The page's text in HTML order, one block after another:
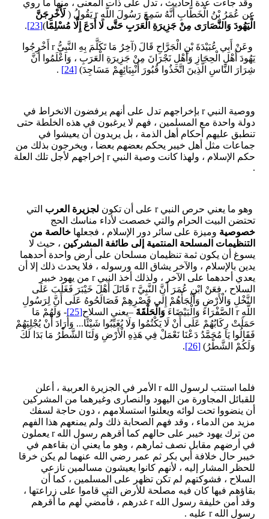
وقد جاءت عدة أحاديث ، تدل على ذات المعنى ، منها ما روي
عن عُمَرُ بْنُ الْخَطَّابِ أَنَّهُ سَمِعَ رَسُولَ اللَّهِ r يَقُولُ (
لَأُخْرِجَنَّ
الْيَهُودَ وَالنَّصَارَى مِنْ جَزِيرَةِ الْعَرَبِ حَتَّى لَا أَدَعَ إِلَّا مُسْلِمًا)
[23]
.
وعَنْ أَبِي عُبَيْدَةَ بْنِ الْجَرَّاحِ قَالَ (آخِرُ مَا تَكَلَّمَ بِهِ النَّبِيُّ r أَخْرِجُوا
يَهُودَ أَهْلِ الْحِجَازِ وَأَهْلِ نَجْرَانَ مِنْ جَزِيرَةِ الْعَرَبِ ، وَاعْلَمُوا أَنَّ
شِرَارَ النَّاسِ الَّذِينَ اتَّخَذُوا قُبُورَ أَنْبِيَائِهِمْ مَسَاجِدَ) [24]
.
ووصية النبي r بإخراجهم تدل على أنهم يرفضون الانخراط في
دولة واحدة مع المسلمين ، فهم لا يرغبون في هذه الخلطة حتى
تنطبق عليهم أحكام أهل الذمة ، بل يريدون أن يعيشوا في
جماعات مثل أهل خيبر يحكم بعضهم بعضا ، ويخرجون بذلك من
حكم الإسلام ، ولهذا كانت وصية النبي r إخراجهم لأجل تلك العلة
.
وهو ما يعني حرص النبي r على أن تكون لجزيرة العرب التي
تحتضن البيت الحرام والتي خصصت لأداء مناسك الحج
خصوصية وميزة على سائر دور الإسلام ، فجعلها خالصة من
التنظيمات المسلحة المنتمية إلى طائفة المشركين ، حيث لا
يسوغ أن يكون ثمة تنظيمان مسلحان على أرض واحدة أحدهما
يدين بالإسلام ، والآخر يشاق الله ورسوله ، فلا يحدث ذلك إلا أن
يعدي أحدهما على الآخر ، ولذلك أخذ النبي r من يهود خبير
السلاح ، فعَنْ ابْنِ عُمَرَ أَنَّ النَّبِيَّ r قَاتَلَ أَهْلَ خَيْبَرَ فَغَلَبَ عَلَى
النَّخْلِ وَالْأَرْضِ وَأَلْجَأَهُمْ إِلَى قَصْرِهِمْ فَصَالَحُوهُ عَلَى أَنَّ لِرَسُولِ
اللَّهِ r الصَّفْرَاءَ وَالْبَيْضَاءَ
وَالْحَلْقَةَ –يعني السلاح[25]
- وَلَهُمْ مَا
حَمَلَتْ رِكَابُهُمْ عَلَى أَنْ لَا يَكْتُمُوا وَلَا يُغَيِّبُوا شَيْئًا... وَأَرَادَ أَنْ يُجْلِيَهُمْ
فَقَالُوا يَا مُحَمَّدُ دَعْنَا نَعْمَلْ فِي هَذِهِ الْأَرْضِ وَلَنَا الشَّطْرُ مَا بَدَا لَكَ
وَلَكُمْ الشَّطْرُ) [26]
.
فلما استتب لرسول الله r الأمر في الجزيرة العربية ، أعلن
للقبائل المجاورة من اليهود والنصارى وغيرهما من المشركين
أن ينضووا تحت لوائه ويعلنوا استسلامهم ، دون حاجة لسفك
مزيد من الدماء ، وقد فهم الصحابة ذلك ولم يمنعهم هذا الفهم
من ترك يهود خيبر على حالهم كما أقرهم رسول الله r يعملون
في أرضهم مقابل نصف ثمارهم ، وهو ما يعني أن بقاءهم في
خيبر حال خلافة أبي بكر ثم عمر رضي الله عنهما لم يكن خرقا
للحظر المشار إليه ، لأنهم كانوا يعيشون مسالمين نازعي
السلاح ، فشوكتهم لم تكن تظهر على المسلمين ، كما أن
بقاؤهم فيها كان فيه مصلحة للأرض التي قاموا على زراعتها ،
وقد أمن خليفة رسول الله r غدرهم ، فأمضي لهم ما أقرهم
رسول الله r عليه .